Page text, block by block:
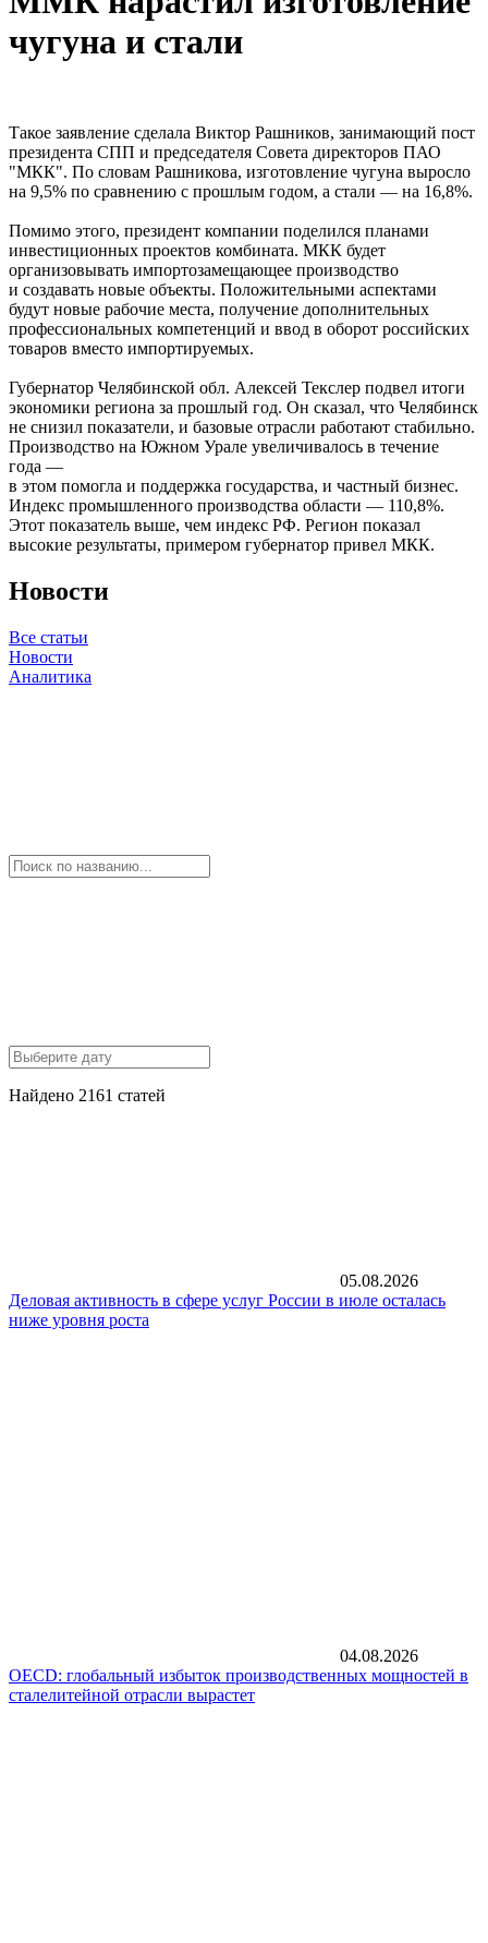
чугуна и стали
Такое заявление сделала Виктор Рашников, занимающий пост
президента СПП и председателя Совета директоров ПАО
"‎МКК"‎. По словам Рашникова, изготовление чугуна выросло
на 9,5% по сравнению с прошлым годом, а стали — на 16,8%.
Помимо этого, президент компании поделился планами
инвестиционных проектов комбината. МКК будет
организовывать импортозамещающее производство
и создавать новые объекты. Положительными аспектами
будут новые рабочие места, получение дополнительных
профессиональных компетенций и ввод в оборот российских
товаров вместо импортируемых.
Губернатор Челябинской обл. Алексей Текслер подвел итоги
экономики региона за прошлый год. Он сказал, что Челябинск
не снизил показатели, и базовые отрасли работают стабильно.
Производство на Южном Урале увеличивалось в течение
года —
в этом помогла и поддержка государства, и частный бизнес.
Индекс промышленного производства области — 110,8%.
Этот показатель выше, чем индекс РФ. Регион показал
высокие результаты, примером губернатор привел МКК.
Новости
Все статьи
Новости
Аналитика
Найдено 2161 статей
05.08.2026
Деловая активность в сфере услуг России в июле осталась
ниже уровня роста
04.08.2026
OECD: глобальный избыток производственных мощностей в
сталелитейной отрасли вырастет